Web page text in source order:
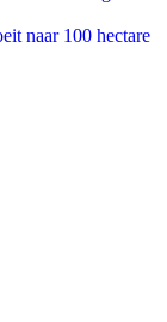
naar 100 hectare